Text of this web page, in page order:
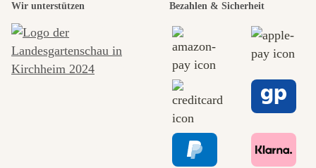
schönsten
Wege zu uns
selbst führt
durch den
Wir unterstützen Bezahlen & Sicherheit